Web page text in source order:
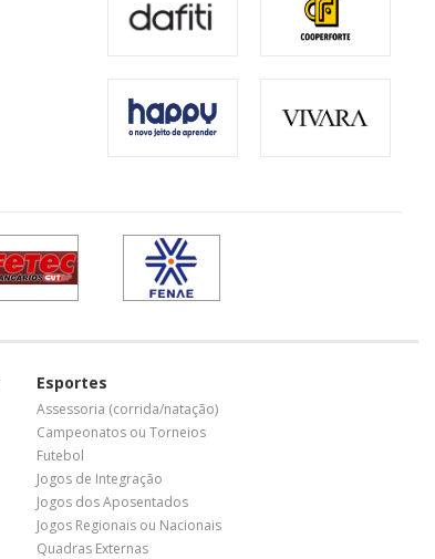
Esportes
Assessoria (corrida/natação)
Campeonatos ou Torneios
Futebol
Jogos de Integração
Jogos dos Aposentados
Jogos Regionais ou Nacionais
Quadras Externas